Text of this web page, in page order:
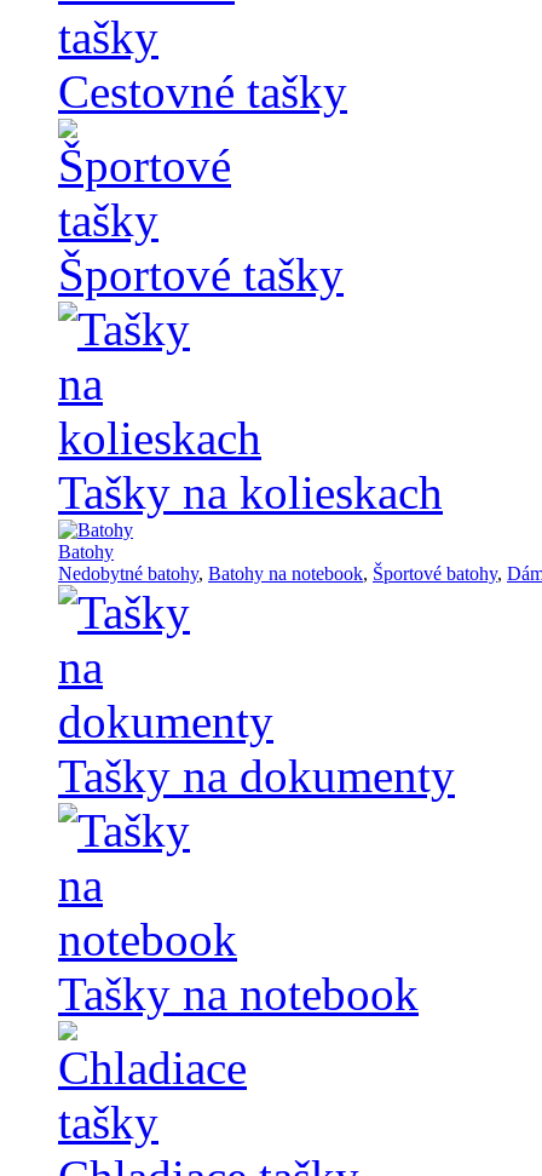
Cestovné tašky
Športové tašky
Tašky na kolieskach
Batohy
Nedobytné batohy, Batohy na notebook, Športové batohy,
Tašky na dokumenty
Tašky na notebook